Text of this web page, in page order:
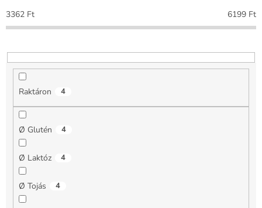
r
e
d
e
3362 Ft 6199 Ft
Raktáron 4
Ø Glutén 4
Ø Laktóz 4
Ø Tojás 4